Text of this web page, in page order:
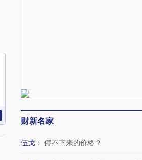
财新名家
伍戈 ： 停不下来的价格？